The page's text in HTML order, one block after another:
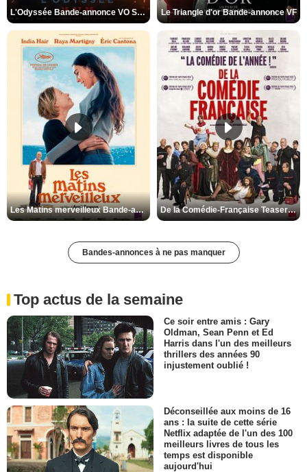
L'Odyssée Bande-annonce VO STFR Le Triangle d'or Bande-annonce VF
Les Matins merveilleux Bande-annonce VF De la Comédie-Française Teaser VF
Bandes-annonces à ne pas manquer
Top actus de la semaine
Ce soir entre amis : Gary
Oldman, Sean Penn et Ed
Harris dans l'un des meilleurs
thrillers des années 90
injustement oublié !
Déconseillée aux moins de 16
ans : la suite de cette série
Netflix adaptée de l'un des 100
meilleurs livres de tous les
temps est disponible
aujourd'hui